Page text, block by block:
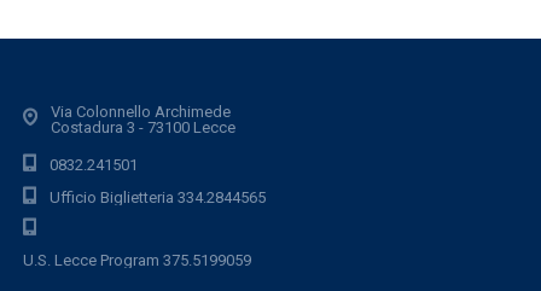
Via Colonnello Archimede
Costadura 3 - 73100 Lecce
0832.241501
Ufficio Biglietteria 334.2844565
U.S. Lecce Program 375.5199059